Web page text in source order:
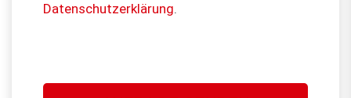
Datenschutzerklärung.
lasse